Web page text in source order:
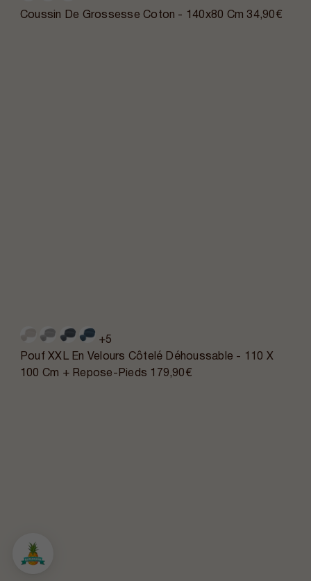
Coussin De Grossesse Coton - 140x80 Cm 34,90€
+5
Pouf XXL En Velours Côtelé Déhoussable - 110 X
100 Cm + Repose-Pieds
179,90€